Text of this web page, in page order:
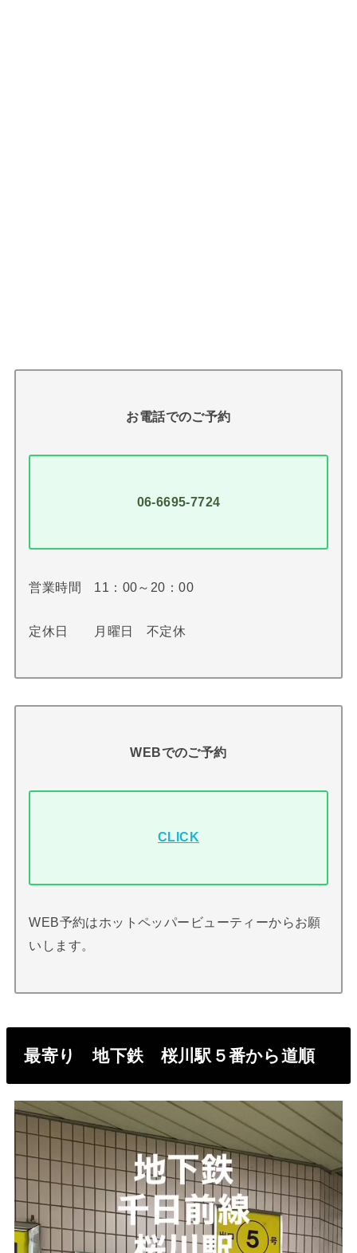
お電話でのご予約
06-6695-7724
営業時間 11：00～20：00
定休日 月曜日 不定休
WEBでのご予約
CLICK
WEB予約はホットペッパービューティーからお願
いします。
最寄り 地下鉄 桜川駅５番から道順
動
画
プ
ヤ